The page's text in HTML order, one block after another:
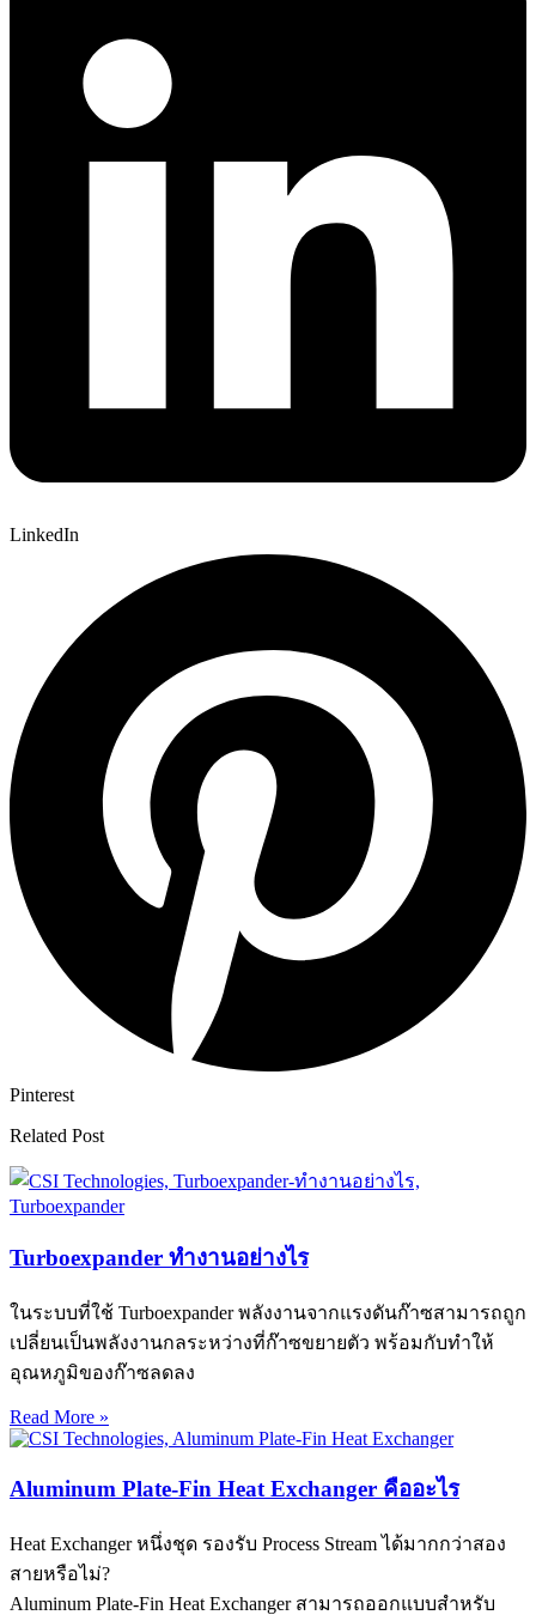
LinkedIn
Pinterest
Related Post
Turboexpander ทำงานอย่างไร
ในระบบที่ใช้ Turboexpander พลังงานจากแรงดันก๊าซสามารถถูก
เปลี่ยนเป็นพลังงานกลระหว่างที่ก๊าซขยายตัว พร้อมกับทำให้
อุณหภูมิของก๊าซลดลง
Read More »
Aluminum Plate-Fin Heat Exchanger คืออะไร
Heat Exchanger หนึ่งชุด รองรับ Process Stream ได้มากกว่าสอง
สายหรือไม่?
Aluminum Plate-Fin Heat Exchanger สามารถออกแบบสำหรับ